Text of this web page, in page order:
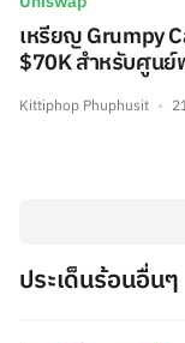
เหรียญ Grumpy
$70K สำหรับศูน
Kittiphop Phuphusit
ประเด็นร้อนอื่นๆ